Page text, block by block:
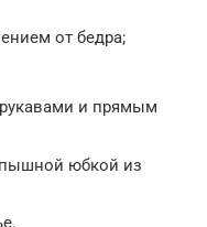
от бедра;
и прямым
пышной юбкой из